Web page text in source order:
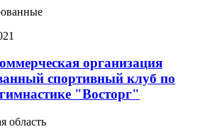
организация
спортивный клуб по
"Восторг"
область